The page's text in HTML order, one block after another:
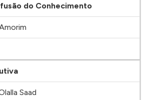
do Conhecimento
Saad